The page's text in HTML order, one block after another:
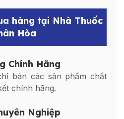
hàng tại Nhà Thuốc
Hòa
Chính Hãng
bán các sản phẩm chất
chính hãng.
Nghiệp